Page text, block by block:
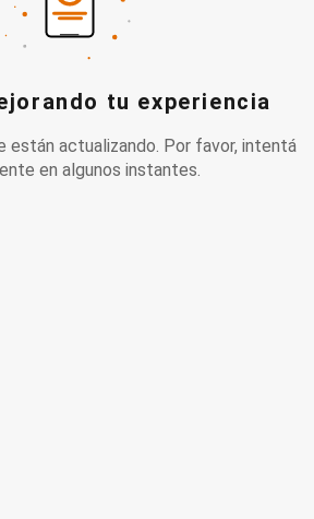
tu experiencia
están actualizando. Por favor, intentá
en algunos instantes.